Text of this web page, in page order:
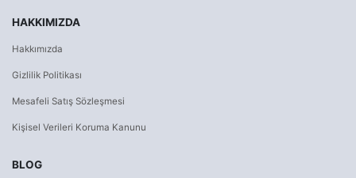
HAKKIMIZDA
Hakkımızda
Gizlilik Politikası
Mesafeli Satış Sözleşmesi
Kişisel Verileri Koruma Kanunu
BLOG